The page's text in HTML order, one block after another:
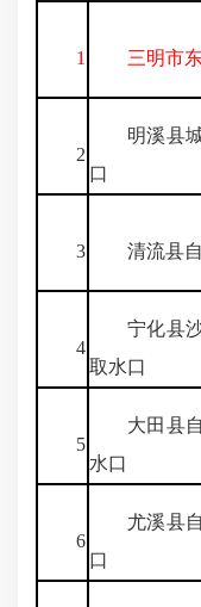
1 三明市东
2
明溪县城
口
3 清流县自
4
宁化县沙
取水口
5
大田县自
水口
6
尤溪县自
口